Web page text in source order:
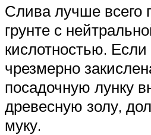
Слива лучше всего
грунте с
кислотностью.
чрезмерно
посадочную лунку
древесную золу,
муку.